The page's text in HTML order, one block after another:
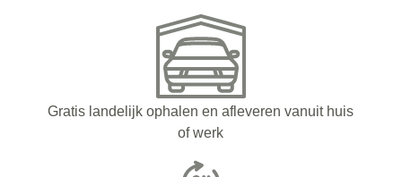
Gratis landelijk ophalen en afleveren vanuit huis
of werk